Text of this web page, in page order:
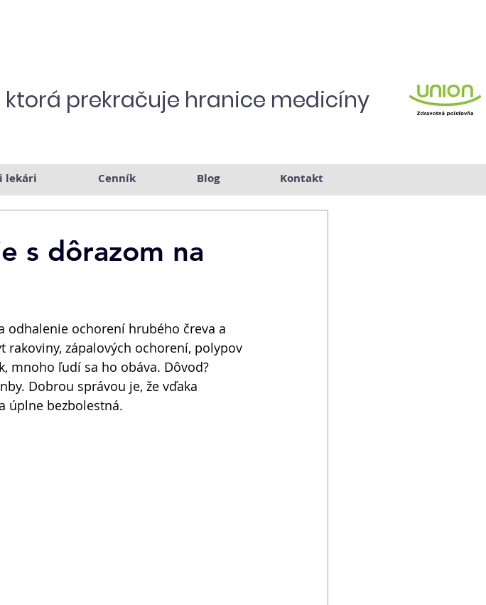
ktorá prekračuje hranice medicíny
lekári Cenník Blog Kontakt
s dôrazom na
odhalenie ochorení hrubého čreva a
rakoviny, zápalových ochorení, polypov
mnoho ľudí sa ho obáva. Dôvod?
Dobrou správou je, že vďaka
úplne bezbolestná.